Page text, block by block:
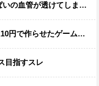
まうｗｗｗwｗｗｗｗｗｗｗｗ❤
ゲームがこちら。どう思う？
目指すスレ